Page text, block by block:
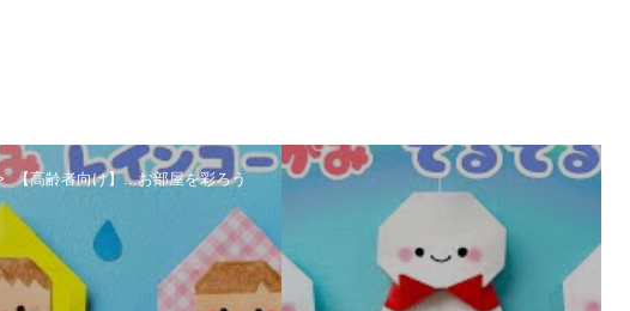
【高齢者向け】...お部屋を彩ろう